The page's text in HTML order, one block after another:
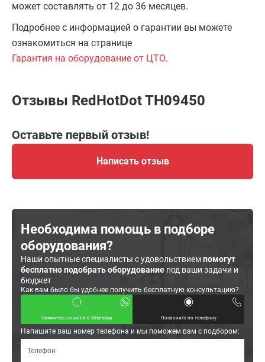
может составлять от 12 до 36 месяцев.
Подробнее с информацией о гарантии вы можете
ознакомиться на странице
Гарантия на оборудование от ЦТО.
Отзывы RedHotDot TH09450
Оставьте первый отзыв!
Написать отзыв
Необходима помощь в подборе
оборудования?
Наши опытные специалисты с удовольствиемпомогут
бесплатно подобрать оборудование под ваши задачи и
бюджет
Как вам было бы удобнее получить бесплатную консультацию?
Свяжитесь со мной в WhatsApp Позвоните по телефону
Напишите ваш номер телефона и мы поможем вам с подбором: